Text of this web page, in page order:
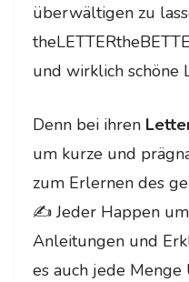
überwältigen zu
und wirklich schöne
Denn bei ihren
um kurze und
zum Erlernen des
✍Jeder Happen
Anleitungen und
es auch jede